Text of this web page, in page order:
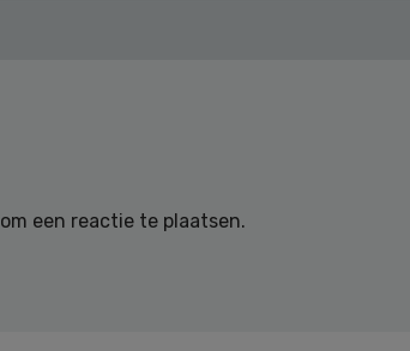
om een reactie te plaatsen.